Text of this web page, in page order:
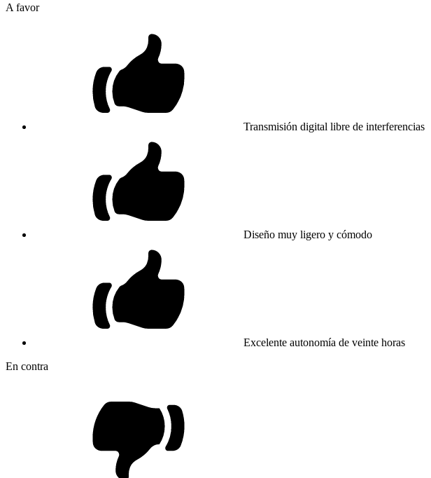
A favor
Transmisión digital libre de interferencias
Diseño muy ligero y cómodo
Excelente autonomía de veinte horas
En contra